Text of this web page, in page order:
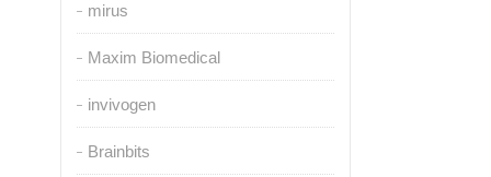
mirus
Maxim Biomedical
invivogen
Brainbits